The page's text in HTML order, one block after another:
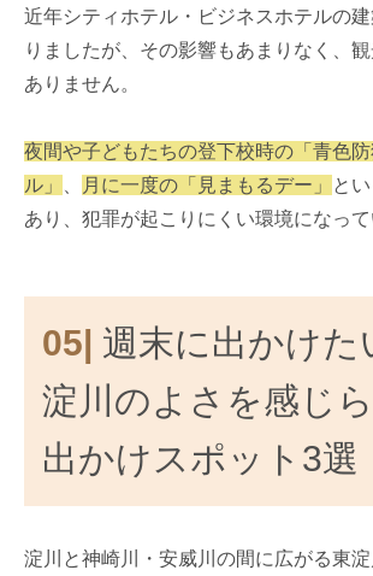
近年シティホテル・ビジネスホテルの
りましたが、その影響もあまりなく、観
ありません。
夜間や子どもたちの登下校時の「青色
ル」
月に一度の「見まもるデー」
と
あり、犯罪が起こりにくい環境になって
05| 週末に出かけた
淀川のよさを感じ
出かけスポット3選
淀川と神崎川・安威川の間に広がる東